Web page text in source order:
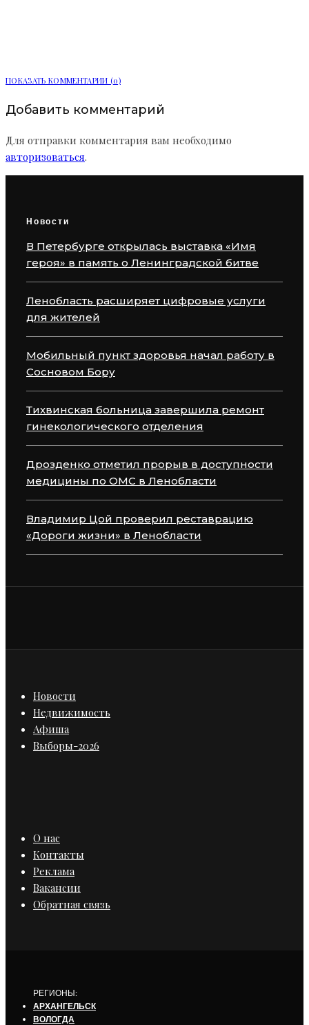
ПОКАЗАТЬ КОММЕНТАРИИ (0)
Добавить комментарий
Для отправки комментария вам необходимо
авторизоваться.
Новости
В Петербурге открылась выставка «Имя
героя» в память о Ленинградской битве
Ленобласть расширяет цифровые услуги
для жителей
Мобильный пункт здоровья начал работу в
Сосновом Бору
Тихвинская больница завершила ремонт
гинекологического отделения
Дрозденко отметил прорыв в доступности
медицины по ОМС в Ленобласти
Владимир Цой проверил реставрацию
«Дороги жизни» в Ленобласти
Новости
Недвижимость
Афиша
Выборы-2026
О нас
Контакты
Реклама
Вакансии
Обратная связь
РЕГИОНЫ:
АРХАНГЕЛЬСК
ВОЛОГДА